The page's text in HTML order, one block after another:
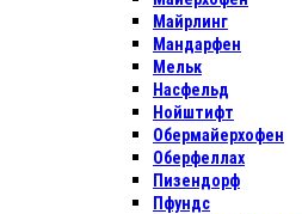
Майрлинг
Мандарфен
Мельк
Насфельд
Нойштифт
Обермайерхофен
Оберфеллах
Пизендорф
Пфундс